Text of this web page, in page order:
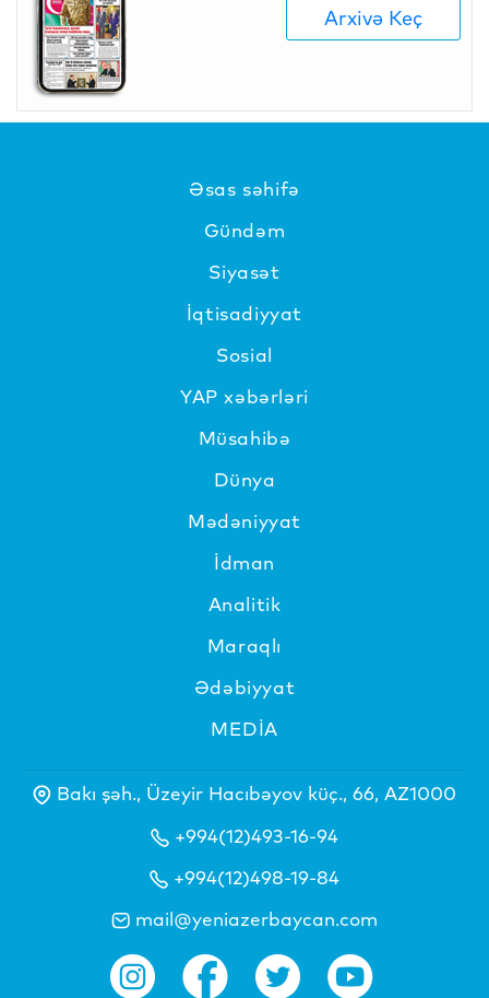
Arxivə Keç
Əsas səhifə
Gündəm
Siyasət
İqtisadiyyat
Sosial
YAP xəbərləri
Müsahibə
Dünya
Mədəniyyat
İdman
Analitik
Maraqlı
Ədəbiyyat
MEDİA
Bakı şəh., Üzeyir Hacıbəyov küç., 66, AZ1000
+994(12)493-16-94
+994(12)498-19-84
mail@yeniazerbaycan.com